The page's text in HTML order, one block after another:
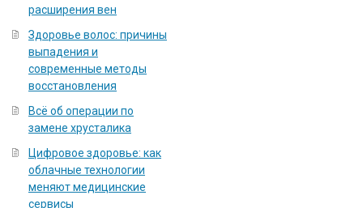
расширения вен
Здоровье волос: причины
выпадения и
современные методы
восстановления
Всё об операции по
замене хрусталика
Цифровое здоровье: как
облачные технологии
меняют медицинские
сервисы